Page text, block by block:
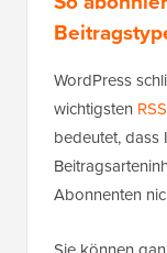
WordPress
wichtigsten
bedeutet, dass
Abonnenten
Sie können